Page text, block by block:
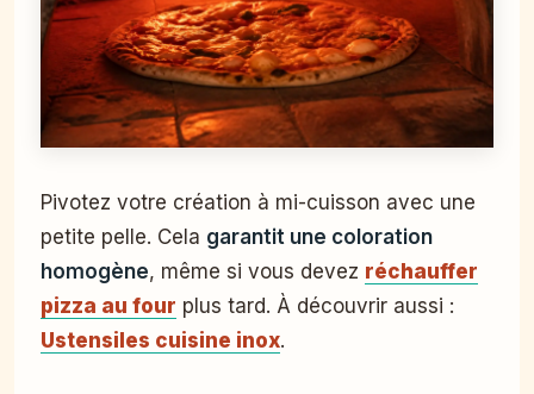
Pivotez votre création à mi-cuisson avec une
petite pelle. Cela garantit une coloration
homogène, même si vous devez réchauffer
pizza au four plus tard. À découvrir aussi :
Ustensiles cuisine inox.